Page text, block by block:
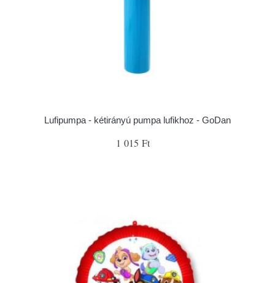
Lufipumpa - kétirányú pumpa lufikhoz - GoDan
1 015 Ft